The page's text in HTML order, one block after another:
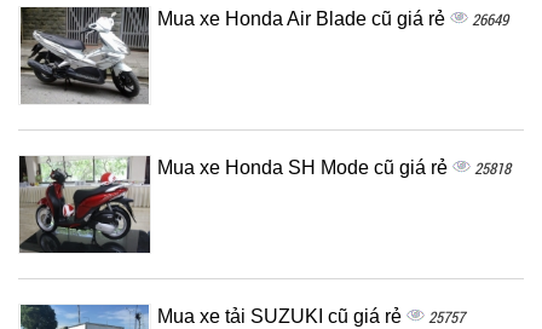
Mua xe Honda Air Blade cũ giá rẻ 26649
Mua xe Honda SH Mode cũ giá rẻ 25818
Mua xe tải SUZUKI cũ giá rẻ 25757